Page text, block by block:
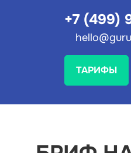
+7 (499)
ТАРИФЫ